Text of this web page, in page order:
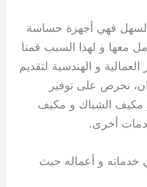
السهل فهي أجهزة حساسة
معها و لهذا السبب قمنا
و الهندسية لتقديم
نحرص على توفير
مكيف الشباك و مكيف
أخرى.
خدماته و أعماله حيث